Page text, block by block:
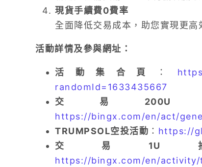
現貨手續費0費率
全面降低交易成本，助您實現更高
活動詳情及參與網址：
活動集合頁 ：
randomId=1633435667
交易200U得
https://bingx.com/en/act/
TRUMPSOL空投活動 ： https://
交易1U抽
https://bingx.com/en/activity/